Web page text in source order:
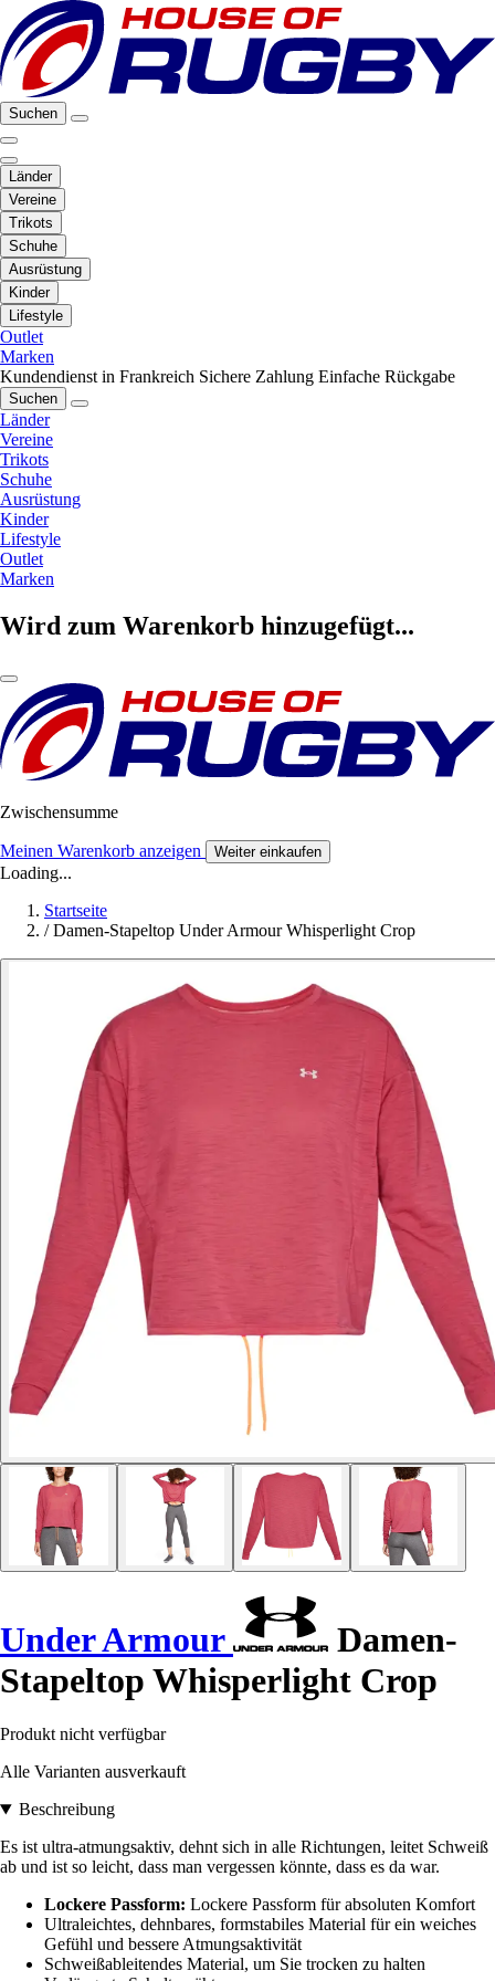
Suchen
Länder
Vereine
Trikots
Schuhe
Ausrüstung
Kinder
Lifestyle
Outlet
Marken
Kundendienst in Frankreich Sichere Zahlung Einfache Rückgabe
Suchen
Länder
Vereine
Trikots
Schuhe
Ausrüstung
Kinder
Lifestyle
Outlet
Marken
Wird zum Warenkorb hinzugefügt...
Zwischensumme
Meinen Warenkorb anzeigen Weiter einkaufen
Loading...
Startseite
/ Damen-Stapeltop Under Armour Whisperlight Crop
Under Armour
Damen-
Stapeltop Whisperlight Crop
Produkt nicht verfügbar
Alle Varianten ausverkauft
Beschreibung
Es ist ultra-atmungsaktiv, dehnt sich in alle Richtungen, leitet Schweiß
ab und ist so leicht, dass man vergessen könnte, dass es da war.
Lockere Passform: Lockere Passform für absoluten Komfort
Ultraleichtes, dehnbares, formstabiles Material für ein weiches
Gefühl und bessere Atmungsaktivität
Schweißableitendes Material, um Sie trocken zu halten